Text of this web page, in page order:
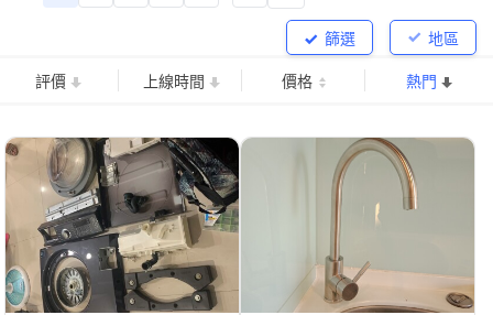
地區
篩選
評價 上線時間 價格 熱門